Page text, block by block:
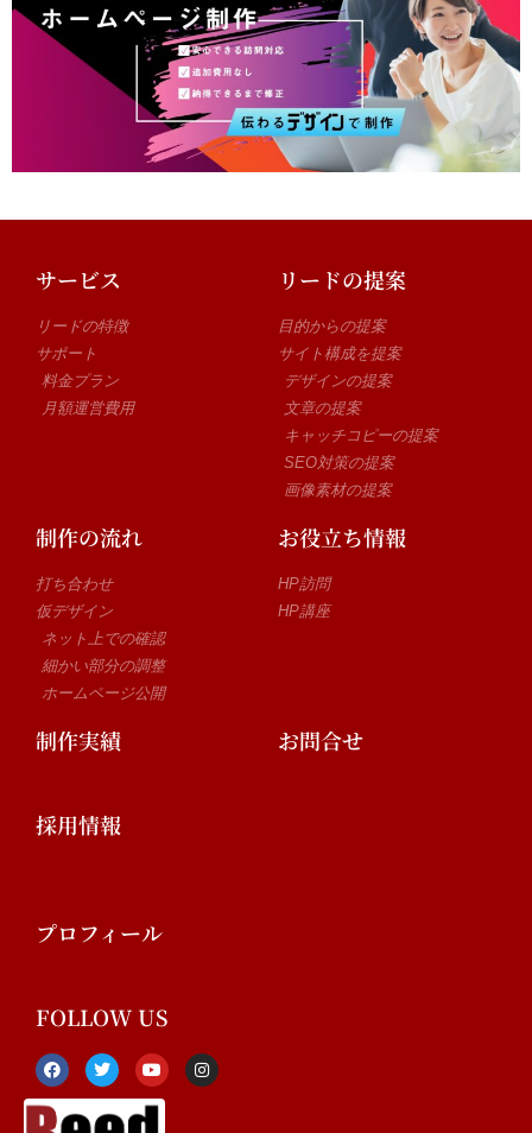
サービス
リードの特徴
サポート
料金プラン
月額運営費用
リードの提案
目的からの提案
サイト構成を提案
デザインの提案
文章の提案
キャッチコピーの提案
SEO対策の提案
画像素材の提案
制作の流れ
打ち合わせ
仮デザイン
ネット上での確認
細かい部分の調整
ホームページ公開
お役立ち情報
HP訪問
HP講座
制作実績 お問合せ
採用情報
プロフィール
FOLLOW US
F
a
c
e
b
T
w
i
t
Y
o
u
t
I
n
s